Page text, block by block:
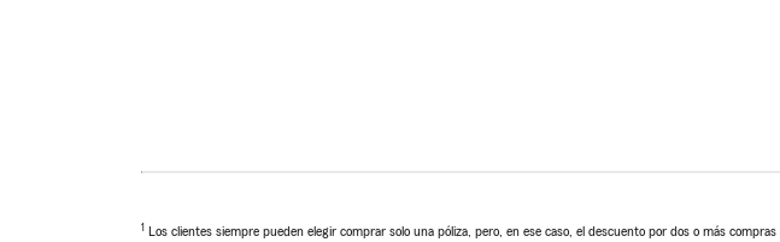
1 Los clientes siempre pueden elegir comprar solo una póliza, pero, en ese caso, el descuento por dos o más